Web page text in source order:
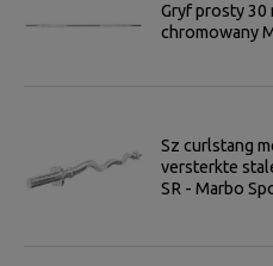
Gryf prosty 30
chromowany
Sz curlstang
versterkte
SR - Marbo